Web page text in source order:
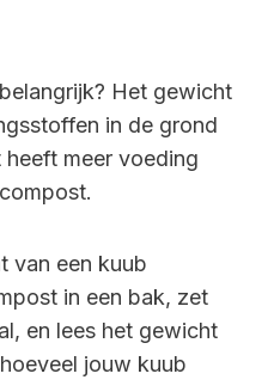
Het gewicht
in de grond
meer voeding
van een kuub
in een bak, zet
en lees het gewicht
jouw kuub